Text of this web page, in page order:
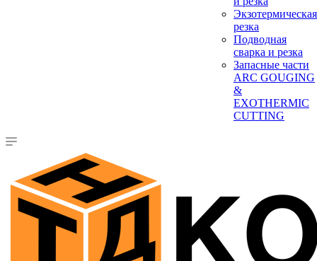
Экзотермическая
резка
Подводная
сварка и резка
Запасные части
ARC GOUGING
&
EXOTHERMIC
CUTTING